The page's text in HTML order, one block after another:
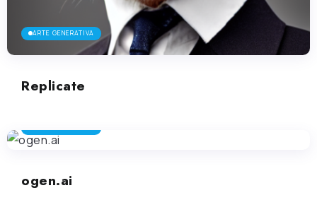
ARTE GENERATIVA
Replicate
ogen.ai